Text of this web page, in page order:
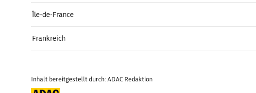
Île-de-France
Frankreich
Inhalt bereitgestellt durch: ADAC Redaktion